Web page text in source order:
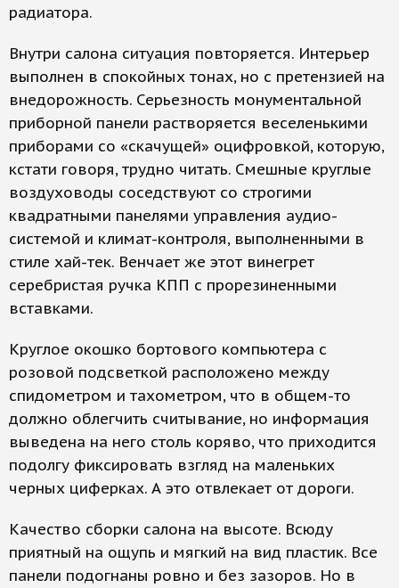
радиатора.
Внутри салона ситуация повторяется. Интерьер
выполнен в спокойных тонах, но с претензией на
внедорожность. Серьезность монументальной
приборной панели растворяется веселенькими
приборами со «скачущей» оцифровкой, которую,
кстати говоря, трудно читать. Смешные круглые
воздуховоды соседствуют со строгими
квадратными панелями управления аудио­
системой и климат-контроля, выполненными в
стиле хай-тек. Венчает же этот винегрет
серебристая ручка КПП с прорезиненными
вставками.
Круглое окошко бортового компьютера с
розовой подсветкой расположено между
спидометром и тахометром, что в общем-то
должно облегчить считывание, но информация
выведена на него столь коряво, что приходится
подолгу фиксировать взгляд на маленьких
черных циферках. А это отвлекает от дороги.
Качество сборки салона на высоте. Всюду
приятный на ощупь и мягкий на вид пластик. Все
панели подогнаны ровно и без зазоров. Но в